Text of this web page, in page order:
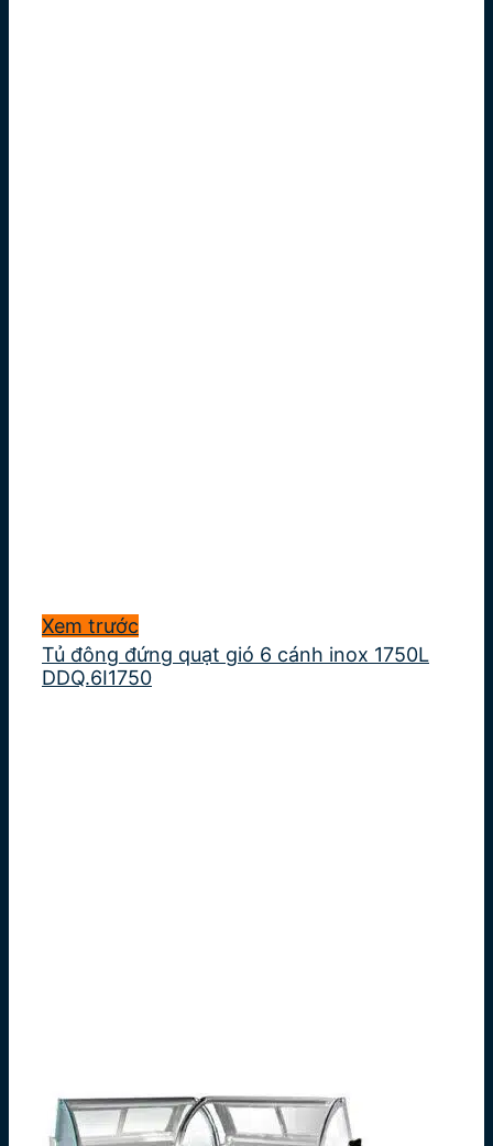
Xem trước
Tủ đông đứng quạt gió 6 cánh inox 1750L
DDQ.6I1750